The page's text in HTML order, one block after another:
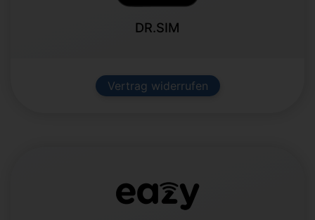
DR.SIM
Vertrag widerrufen